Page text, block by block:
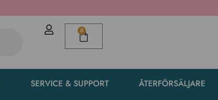
0
SERVICE & SUPPORT ÅTERFÖRSÄLJARE